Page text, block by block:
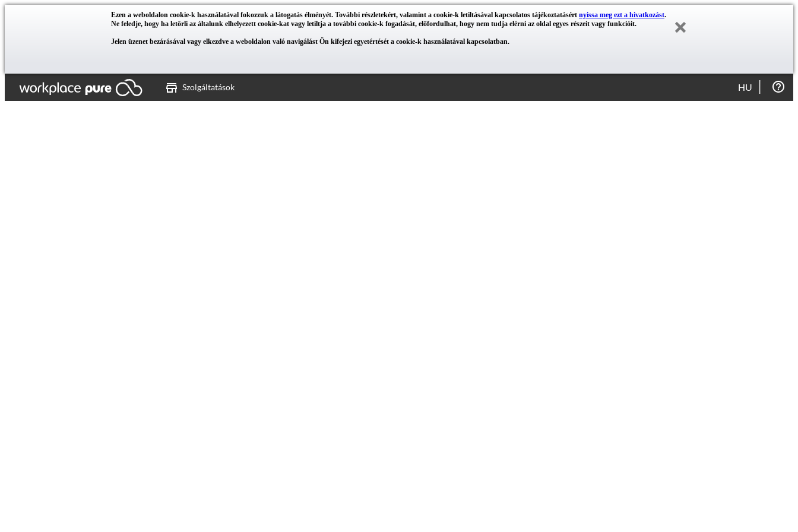
Ezen a weboldalon cookie-k használatával fokozzuk a látogatás élményét. További részletekért, valamint a cookie-k letiltásával kapcsolatos tájékoztatásért nyissa meg ezt a hivatkozást.
Ne feledje, hogy ha letörli az általunk elhelyezett cookie-kat vagy letiltja a további cookie-k fogadását, előfordulhat, hogy nem tudja elérni az oldal egyes részeit vagy funkcióit.
Jelen üzenet bezárásával vagy elkezdve a weboldalon való navigálást Ön kifejezi egyetértését a cookie-k használatával kapcsolatban.
Szolgáltatások HU